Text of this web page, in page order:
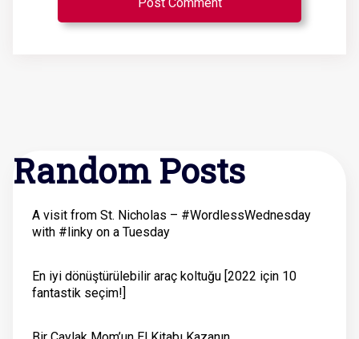
Random Posts
A visit from St. Nicholas – #WordlessWednesday
with #linky on a Tuesday
En iyi dönüştürülebilir araç koltuğu [2022 için 10
fantastik seçim!]